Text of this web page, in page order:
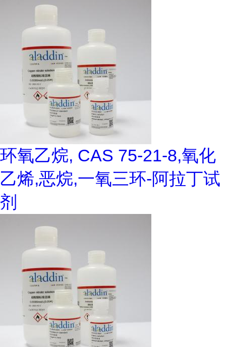
环氧乙烷, CAS 75-21-8,氧化
乙烯,恶烷,一氧三环-阿拉丁试
剂